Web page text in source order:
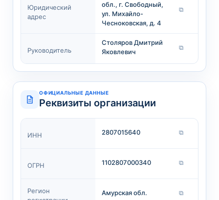
Юридический
адрес
обл., г. Свободный,
ул. Михайло-
Чесноковская, д. 4
⧉
Руководитель
Столяров Дмитрий
Яковлевич
⧉
ОФИЦИАЛЬНЫЕ ДАННЫЕ
Реквизиты организации
ИНН 2807015640 ⧉
ОГРН 1102807000340 ⧉
Регион
Амурская обл. ⧉